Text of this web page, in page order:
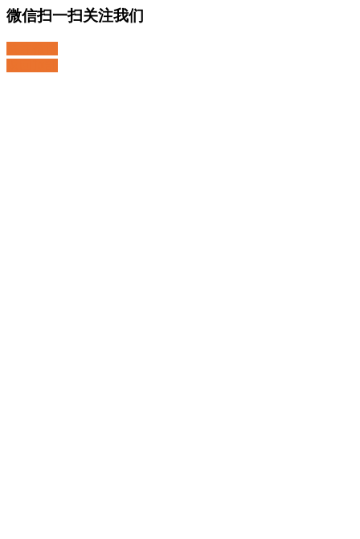
微信扫一扫关注我们